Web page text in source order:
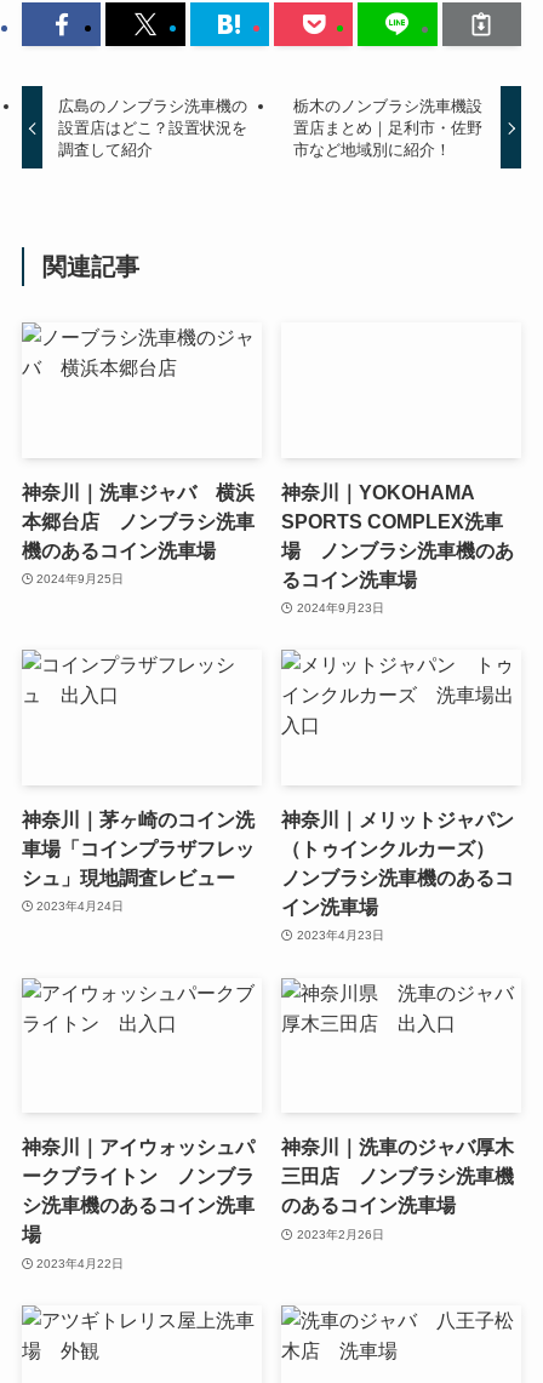
広島のノンブラシ洗車機の
設置店はどこ？設置状況を
調査して紹介
栃木のノンブラシ洗車機設
置店まとめ｜足利市・佐野
市など地域別に紹介！
関連記事
神奈川｜洗車ジャバ 横浜
本郷台店 ノンブラシ洗車
機のあるコイン洗車場
2024年9月25日
神奈川｜YOKOHAMA
SPORTS COMPLEX洗車
場 ノンブラシ洗車機のあ
るコイン洗車場
2024年9月23日
神奈川｜茅ヶ崎のコイン洗
車場「コインプラザフレッ
シュ」現地調査レビュー
2023年4月24日
神奈川｜メリットジャパン
（トゥインクルカーズ）
ノンブラシ洗車機のあるコ
イン洗車場
2023年4月23日
神奈川｜アイウォッシュパ
ークブライトン ノンブラ
シ洗車機のあるコイン洗車
場
2023年4月22日
神奈川｜洗車のジャバ厚木
三田店 ノンブラシ洗車機
のあるコイン洗車場
2023年2月26日